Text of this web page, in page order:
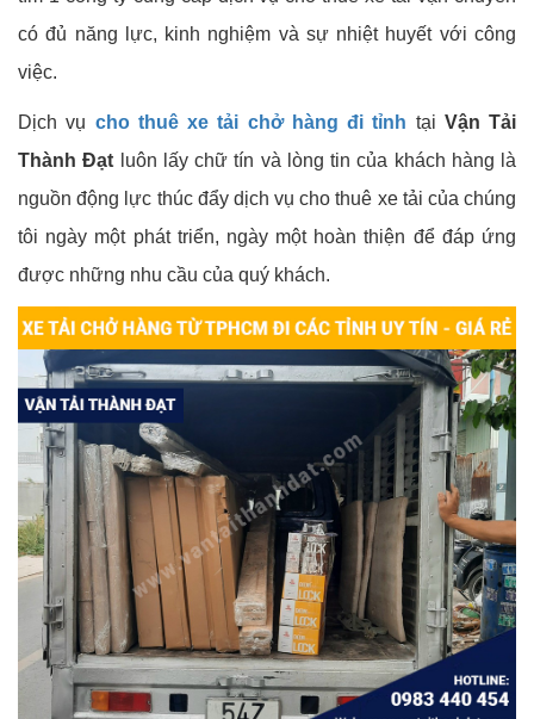
có đủ năng lực, kinh nghiệm và sự nhiệt huyết với công
việc.
Dịch vụ cho thuê xe tải chở hàng đi tỉnh tại Vận Tải
Thành Đạt luôn lấy chữ tín và lòng tin của khách hàng là
nguồn động lực thúc đẩy dịch vụ cho thuê xe tải của chúng
tôi ngày một phát triển, ngày một hoàn thiện để đáp ứng
được những nhu cầu của quý khách.